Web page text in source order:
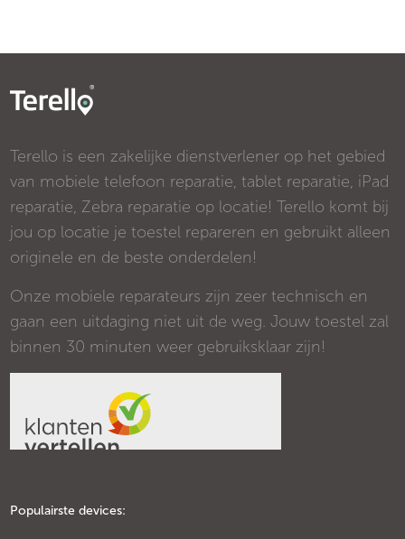
Terello is een zakelijke dienstverlener op het gebied
van mobiele telefoon reparatie, tablet reparatie, iPad
reparatie, Zebra reparatie op locatie! Terello komt bij
jou op locatie je toestel repareren en gebruikt alleen
originele en de beste onderdelen!
Onze mobiele reparateurs zijn zeer technisch en
gaan een uitdaging niet uit de weg. Jouw toestel zal
binnen 30 minuten weer gebruiksklaar zijn!
Populairste devices: